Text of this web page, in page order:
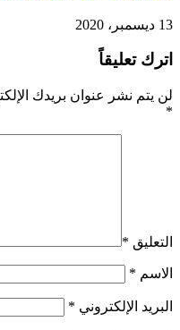
13 ديسمبر، 2020
اترك تعليقاً
لن يتم نشر عنوان بريدك
*
التعليق *
الاسم *
البريد الإلكتروني *